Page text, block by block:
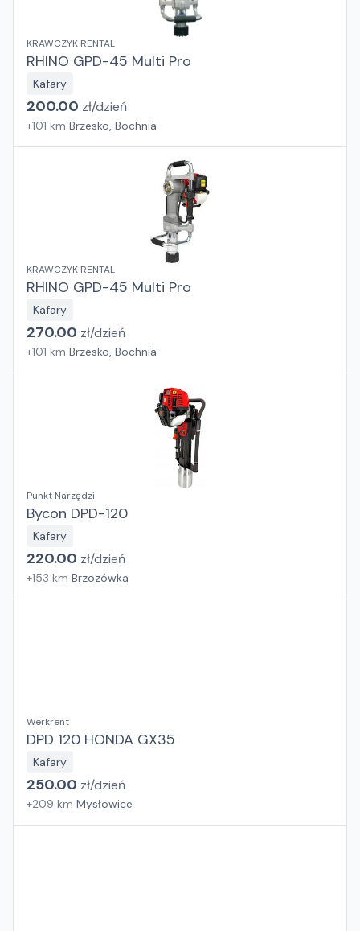
KRAWCZYK RENTAL
RHINO GPD-45 Multi Pro
Kafary
200.00 zł/dzień
+101 km Brzesko, Bochnia
KRAWCZYK RENTAL
RHINO GPD-45 Multi Pro
Kafary
270.00 zł/dzień
+101 km Brzesko, Bochnia
Punkt Narzędzi
Bycon DPD-120
Kafary
220.00 zł/dzień
+153 km Brzozówka
Werkrent
DPD 120 HONDA GX35
Kafary
250.00 zł/dzień
+209 km Mysłowice